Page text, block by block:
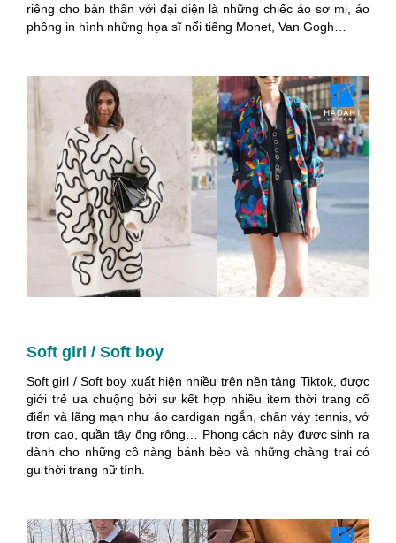
riêng cho bản thân với đại diện là những chiếc áo sơ mi, áo
phông in hình những họa sĩ nổi tiếng Monet, Van Gogh…
Soft girl / Soft boy
Soft girl / Soft boy xuất hiện nhiều trên nền tảng Tiktok, được
giới trẻ ưa chuộng bởi sự kết hợp nhiều item thời trang cổ
điển và lãng mạn như áo cardigan ngắn, chân váy tennis, vớ
trơn cao, quần tây ống rộng… Phong cách này được sinh ra
dành cho những cô nàng bánh bèo và những chàng trai có
gu thời trang nữ tính.